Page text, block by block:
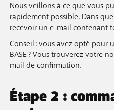
Nous veillons à ce que vous
rapidement possible. Dans
recevoir un e-mail contenant
Conseil : vous avez opté pour
BASE ? Vous trouverez votre
mail de confirmation.
Étape 2 :